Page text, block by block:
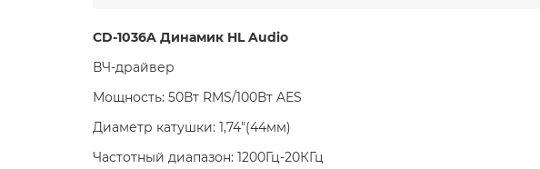
CD-1036A Динамик HL Audio
ВЧ-драйвер
Мощность: 50Вт RMS/100Вт AES
Диаметр катушки: 1,74"(44мм)
Частотный диапазон: 1200Гц-20КГц